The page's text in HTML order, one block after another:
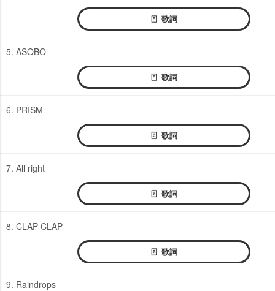
歌詞
5. ASOBO
歌詞
6. PRISM
歌詞
7. All right
歌詞
8. CLAP CLAP
歌詞
9. Raindrops